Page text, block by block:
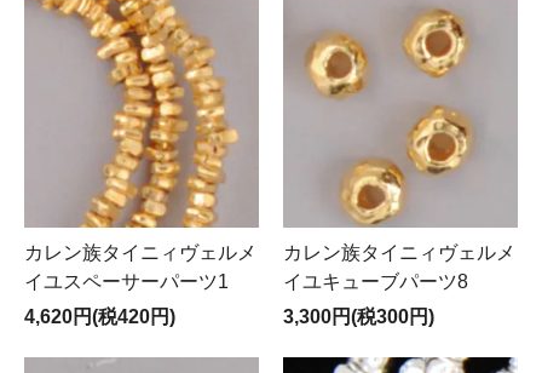
カレン族タイニィヴェルメ
イユスペーサーパーツ1
4,620円(税420円)
カレン族タイニィヴェルメ
イユキューブパーツ8
3,300円(税300円)